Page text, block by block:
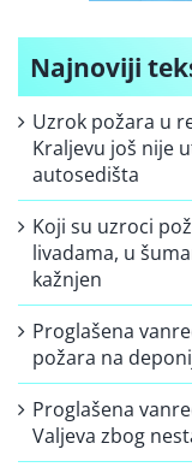
Najnoviji
Uzrok požara u
Kraljevu još nije
autosedišta
Koji su uzroci
livadama, u
kažnjen
Proglašena
požara na
Proglašena
Valjeva zbog